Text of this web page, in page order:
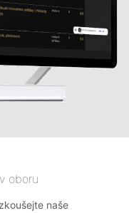
oboru
naše